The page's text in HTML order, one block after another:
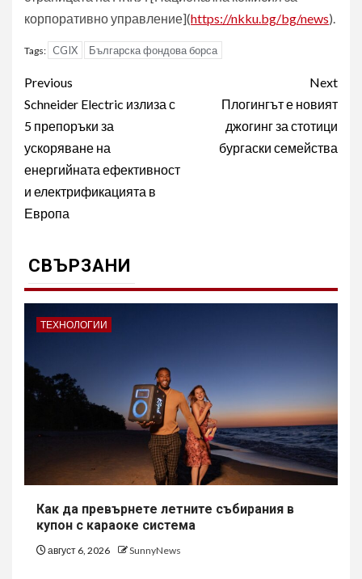
корпоративно управление](https://nkku.bg/bg/news).
Tags: CGIX Българска фондова борса
Post
navigation
Previous
Schneider Electric излиза с
5 препоръки за
ускоряване на
енергийната ефективност
и електрификацията в
Европа
Next
Плогингът е новият
джогинг за стотици
бургаски семейства
СВЪРЗАНИ
ТЕХНОЛОГИИ
Как да превърнете летните събирания в
купон с караоке система
август 6, 2026 SunnyNews